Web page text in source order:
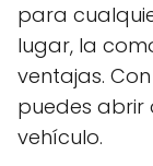
para
lugar, la
ventajas.
puedes abrir
vehículo.